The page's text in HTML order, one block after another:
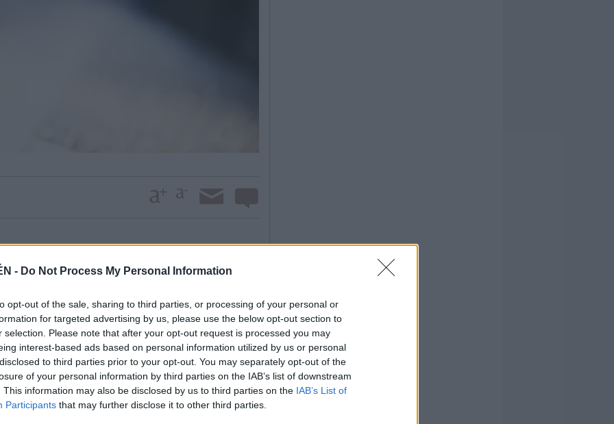
- Do Not Process My Personal Information
opt-out of the sale, sharing to third parties, or processing of your personal or
for targeted advertising by us, please use the below opt-out section to
selection. Please note that after your opt-out request is processed you may
interest-based ads based on personal information utilized by us or personal
to third parties prior to your opt-out. You may separately opt-out of the
of your personal information by third parties on the IAB’s list of downstream
This information may also be disclosed by us to third parties on the IAB’s List of
Participants that may further disclose it to other third parties.
Alcázar” a una sociedad de inversión, que se
la fábrica de Jaén). Y ambas sociedades
de La Imora seguía fabricando esa cerveza
propietario de la firma. De este modo, se
ha funcionado el modelo durante los últimos ocho
es una sociedad, con sede en Madrid, llamada
ese contrato de comercialización ha expirado
de la marca y Heineken España está en proceso
oficial de la multinacional cervecera, sin aportar
en la “confidencialidad” del asunto.
se ha dejado de fabricar la cerveza que se